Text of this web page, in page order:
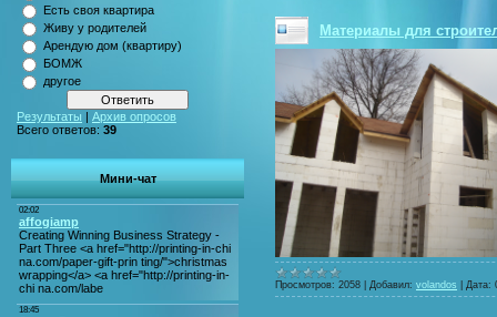
Есть своя квартира
Живу у родителей
Арендую дом (квартиру)
БОМЖ
другое
Результаты | Архив опросов
Всего ответов: 39
Мини-чат
Материалы для
Просмотров: 2058 Добавил: volandos Дата: